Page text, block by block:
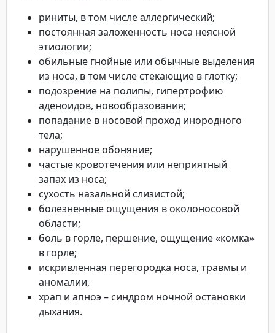
риниты, в том числе аллергический;
постоянная заложенность носа неясной
этиологии;
обильные гнойные или обычные выделения
из носа, в том числе стекающие в глотку;
подозрение на полипы, гипертрофию
аденоидов, новообразования;
попадание в носовой проход инородного
тела;
нарушенное обоняние;
частые кровотечения или неприятный
запах из носа;
сухость назальной слизистой;
болезненные ощущения в околоносовой
области;
боль в горле, першение, ощущение «комка»
в горле;
искривленная перегородка носа, травмы и
аномалии,
храп и апноэ – синдром ночной остановки
дыхания.